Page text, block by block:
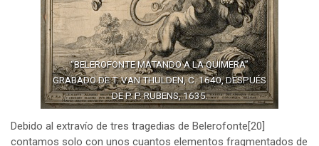
“BELEROFONTE MATANDO A LA QUIMERA”
GRABADO DE T. VAN THULDEN, C. 1640, DESPUÉS
DE P. P. RUBENS, 1635.
Debido al extravío de tres tragedias de Belerofonte[20]
contamos solo con unos cuantos elementos fragmentados de